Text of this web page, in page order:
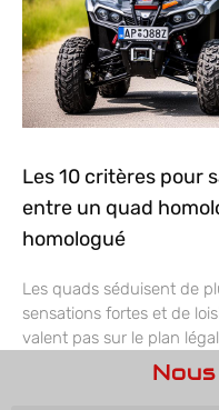
Les 10 critères pour
entre un quad
homologué
Les quads séduisent de
sensations fortes et de
valent pas sur le plan légal